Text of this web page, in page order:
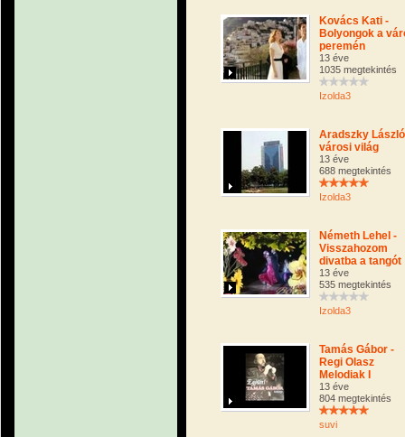
Kovács Kati -
Bolyongok a
peremén
13 éve
1035 megtekintés
Izolda3
Aradszky
városi világ
13 éve
688 megtekintés
Izolda3
Németh Lehel -
Visszahozom
divatba a tangót
13 éve
535 megtekintés
Izolda3
Tamás Gábor -
Regi Olasz
Melodiak I
13 éve
804 megtekintés
suvi